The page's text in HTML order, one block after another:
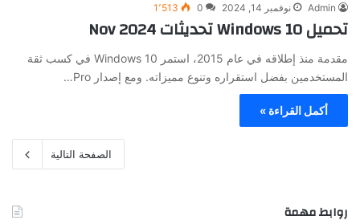
Admin نوفمبر 14, 2024 0 1٬513
تحميل Windows 10 تحديثات Nov 2024
مقدمة منذ إطلاقه في عام 2015، استمر Windows 10 في كسب ثقة
المستخدمين بفضل استقراره وتنوع مميزاته. ومع إصدار Pro…
أكمل القراءة »
الصفحة التالية
روابط مهمة